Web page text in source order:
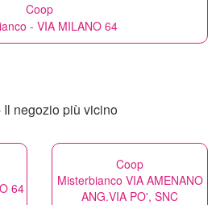
Coop
- VIA MILANO 64
Il negozio più vicino
64
Coop
Misterbianco VIA AMENANO
ANG.VIA PO', SNC